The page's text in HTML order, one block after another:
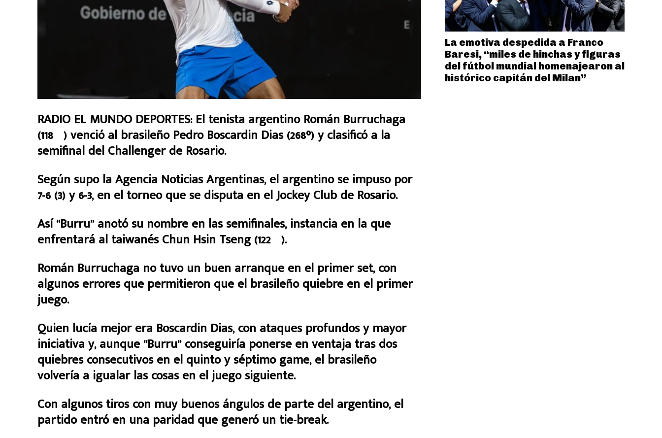
RADIO EL MUNDO DEPORTES: El tenista argentino Román Burruchaga
(118º) venció al brasileño Pedro Boscardin Dias (268°) y clasificó a la
semifinal del Challenger de Rosario.
Según supo la Agencia Noticias Argentinas, el argentino se impuso por
7-6 (3) y 6-3, en el torneo que se disputa en el Jockey Club de Rosario.
Así “Burru” anotó su nombre en las semifinales, instancia en la que
enfrentará al taiwanés Chun Hsin Tseng (122º).
Román Burruchaga no tuvo un buen arranque en el primer set, con
algunos errores que permitieron que el brasileño quiebre en el primer
juego.
Quien lucía mejor era Boscardin Dias, con ataques profundos y mayor
iniciativa y, aunque “Burru” conseguiría ponerse en ventaja tras dos
quiebres consecutivos en el quinto y séptimo game, el brasileño
volvería a igualar las cosas en el juego siguiente.
Con algunos tiros con muy buenos ángulos de parte del argentino, el
partido entró en una paridad que generó un tie-break.
La emotiva despedida a Franco
Baresi, “miles de hinchas y figuras
del fútbol mundial homenajearon al
histórico capitán del Milan”